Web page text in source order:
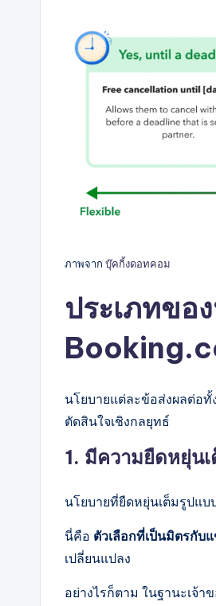
ภาพจาก บุ๊คกิ้งดอทคอม
ประเภทขอ
นโยบายแต่ละข้อส่งผลต่อ
ตัดสินใจเชิงกลยุทธ์
1. มีความยืดหยุ่น
นโยบายที่ยืดหยุ่นเต็มรูปแบ
นี่คือ ตัวเลือกที่เป็นมิตรกับ
เปลี่ยนแปลง
อย่างไรก็ตาม ในฐานะเจ้